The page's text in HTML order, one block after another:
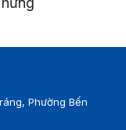
Phường Bến